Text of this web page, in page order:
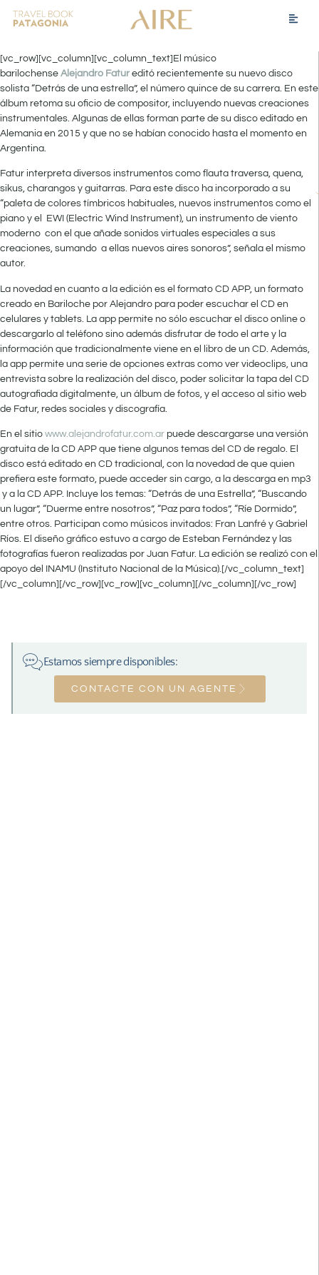
[vc_row][vc_column][vc_column_text]El músico
barilochense Alejandro Fatur editó recientemente su nuevo disco
solista “Detrás de una estrella”, el número quince de su carrera. En este
álbum retoma su oficio de compositor, incluyendo nuevas creaciones
instrumentales. Algunas de ellas forman parte de su disco editado en
Alemania en 2015 y que no se habían conocido hasta el momento en
Argentina.
Fatur interpreta diversos instrumentos como flauta traversa, quena,
sikus, charangos y guitarras. Para este disco ha incorporado a su
“paleta de colores tímbricos habituales, nuevos instrumentos como el
piano y el EWI (Electric Wind Instrument), un instrumento de viento
moderno con el que añade sonidos virtuales especiales a sus
creaciones, sumando a ellas nuevos aires sonoros”, señala el mismo
autor.
La novedad en cuanto a la edición es el formato CD APP, un formato
creado en Bariloche por Alejandro para poder escuchar el CD en
celulares y tablets. La app permite no sólo escuchar el disco online o
descargarlo al teléfono sino además disfrutar de todo el arte y la
información que tradicionalmente viene en el libro de un CD. Además,
la app permite una serie de opciones extras como ver videoclips, una
entrevista sobre la realización del disco, poder solicitar la tapa del CD
autografiada digitalmente, un álbum de fotos, y el acceso al sitio web
de Fatur, redes sociales y discografía.
En el sitio www.alejandrofatur.com.ar puede descargarse una versión
gratuita de la CD APP que tiene algunos temas del CD de regalo. El
disco está editado en CD tradicional, con la novedad de que quien
prefiera este formato, puede acceder sin cargo, a la descarga en mp3
y a la CD APP. Incluye los temas: “Detrás de una Estrella”, “Buscando
un lugar”, “Duerme entre nosotros”, “Paz para todos”, “Ríe Dormido”,
entre otros. Participan como músicos invitados: Fran Lanfré y Gabriel
Ríos. El diseño gráfico estuvo a cargo de Esteban Fernández y las
fotografías fueron realizadas por Juan Fatur. La edición se realizó con el
apoyo del INAMU (Instituto Nacional de la Música).[/vc_column_text]
[/vc_column][/vc_row][vc_row][vc_column][/vc_column][/vc_row]
Estamos siempre disponibles:
CONTACTE CON UN AGENTE